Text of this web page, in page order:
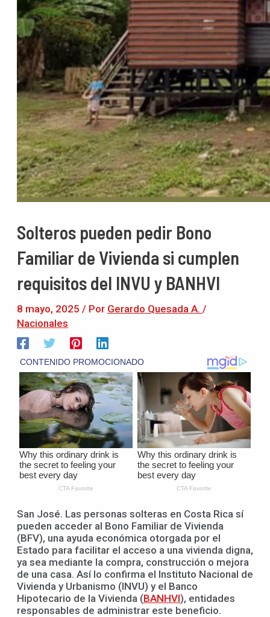
Solteros pueden pedir Bono
Familiar de Vivienda si cumplen
requisitos del INVU y BANHVI
8 mayo, 2025 / Por Gerardo Quesada A. /
Nacionales
San José. Las personas solteras en Costa Rica sí
pueden acceder al Bono Familiar de Vivienda
(BFV), una ayuda económica otorgada por el
Estado para facilitar el acceso a una vivienda digna,
ya sea mediante la compra, construcción o mejora
de una casa. Así lo confirma el Instituto Nacional de
Vivienda y Urbanismo (INVU) y el Banco
Hipotecario de la Vivienda (BANHVI), entidades
responsables de administrar este beneficio.